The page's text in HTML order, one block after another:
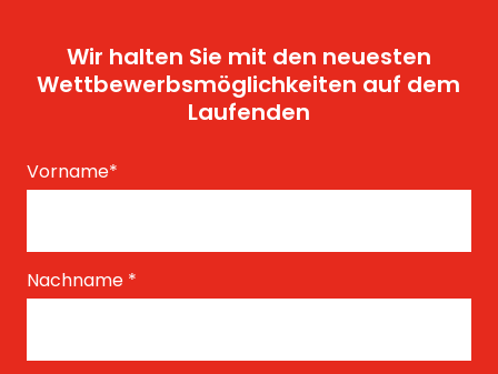
Wir halten Sie mit den neuesten
Wettbewerbsmöglichkeiten auf dem
Laufenden
Vorname*
Nachname *